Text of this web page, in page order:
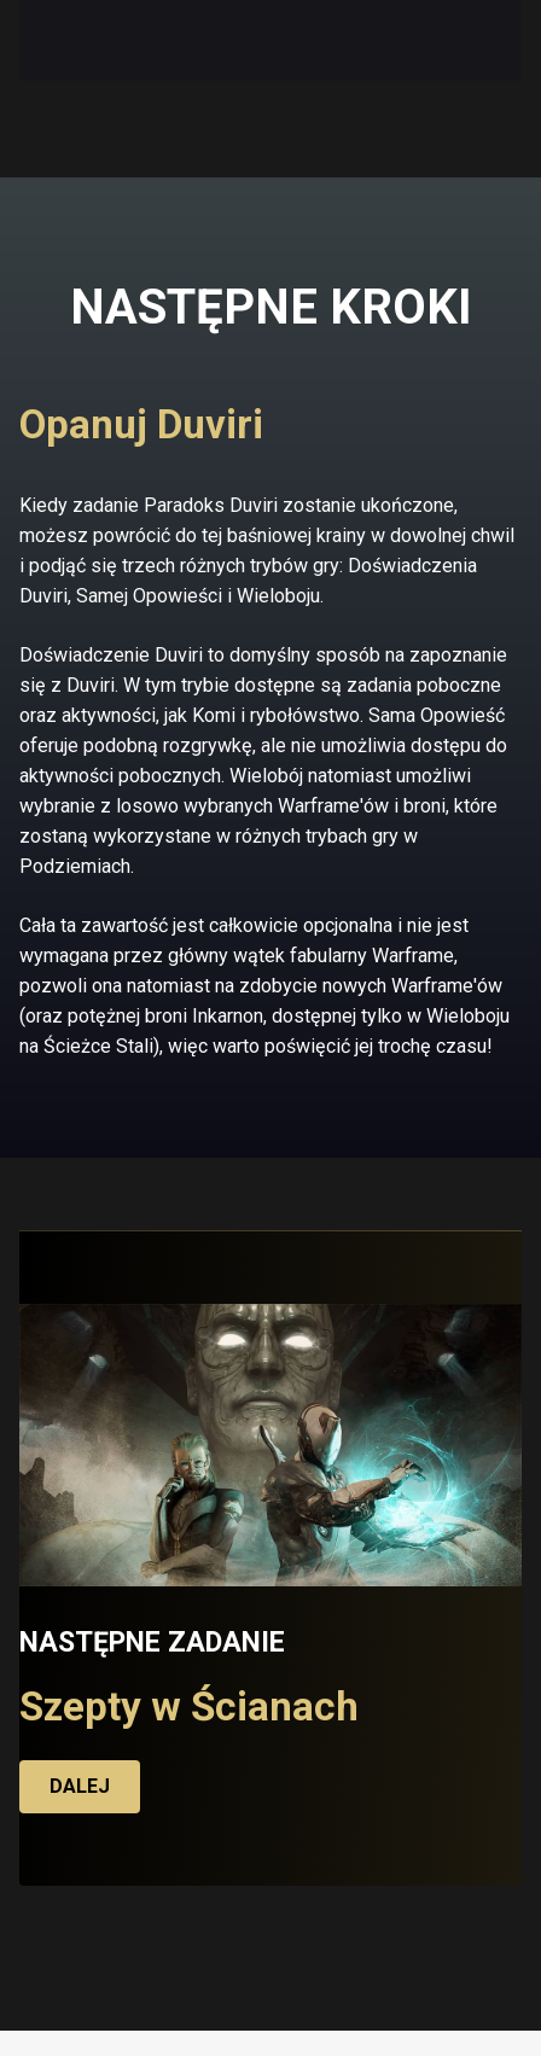
NASTĘPNE KROKI
Opanuj Duviri
Kiedy zadanie Paradoks Duviri zostanie ukończone,
możesz powrócić do tej baśniowej krainy w dowolnej chwil
i podjąć się trzech różnych trybów gry: Doświadczenia
Duviri, Samej Opowieści i Wieloboju.
Doświadczenie Duviri to domyślny sposób na zapoznanie
się z Duviri. W tym trybie dostępne są zadania poboczne
oraz aktywności, jak Komi i rybołówstwo. Sama Opowieść
oferuje podobną rozgrywkę, ale nie umożliwia dostępu do
aktywności pobocznych. Wielobój natomiast umożliwi
wybranie z losowo wybranych Warframe'ów i broni, które
zostaną wykorzystane w różnych trybach gry w
Podziemiach.
Cała ta zawartość jest całkowicie opcjonalna i nie jest
wymagana przez główny wątek fabularny Warframe,
pozwoli ona natomiast na zdobycie nowych Warframe'ów
(oraz potężnej broni Inkarnon, dostępnej tylko w Wieloboju
na Ścieżce Stali), więc warto poświęcić jej trochę czasu!
NASTĘPNE ZADANIE
Szepty w Ścianach
DALEJ